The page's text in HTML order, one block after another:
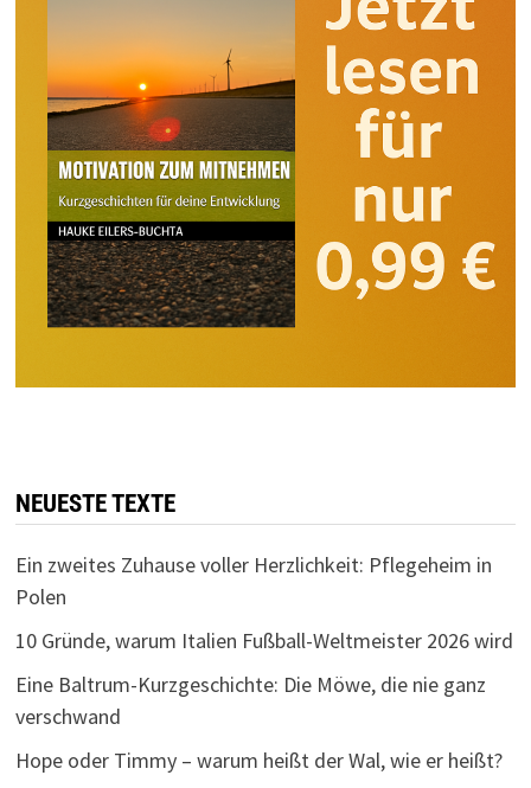
NEUESTE TEXTE
Ein zweites Zuhause voller Herzlichkeit: Pflegeheim in
Polen
10 Gründe, warum Italien Fußball-Weltmeister 2026 wird
Eine Baltrum-Kurzgeschichte: Die Möwe, die nie ganz
verschwand
Hope oder Timmy – warum heißt der Wal, wie er heißt?